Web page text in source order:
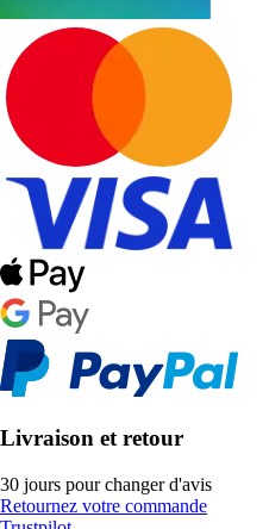
Livraison et retour
30 jours pour changer d'avis
Retournez votre commande